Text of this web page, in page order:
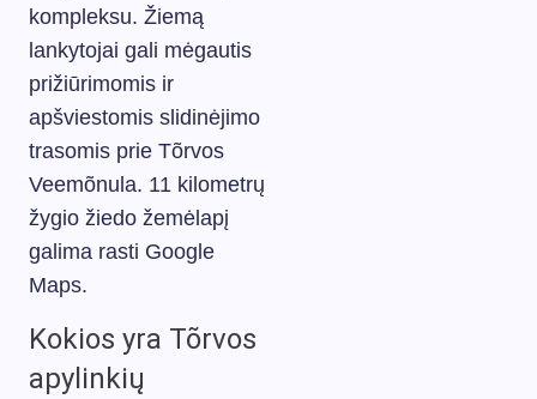
kompleksu. Žiemą
lankytojai gali mėgautis
prižiūrimomis ir
apšviestomis slidinėjimo
trasomis prie Tõrvos
Veemõnula. 11 kilometrų
žygio žiedo žemėlapį
galima rasti Google
Maps.
Kokios yra Tõrvos
apylinkių